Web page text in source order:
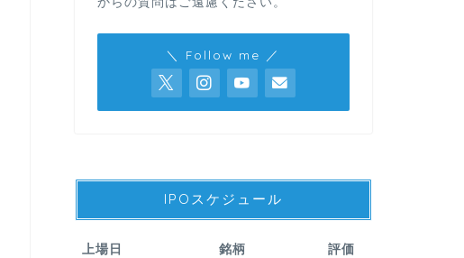
＼ Follow me ／
IPOスケジュール
上場日 銘柄 評価